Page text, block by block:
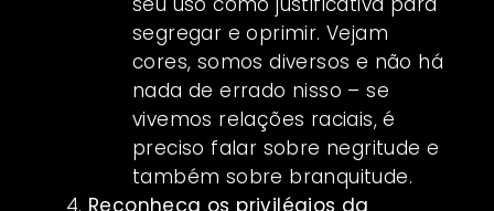
segregar e oprimir. Vejam
cores, somos diversos e não há
nada de errado nisso – se
vivemos relações raciais, é
preciso falar sobre negritude e
também sobre branquitude.
Reconheça os privilégios da